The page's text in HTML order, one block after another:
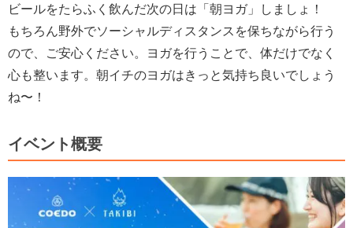
ビールをたらふく飲んだ次の日は「朝ヨガ」しましょ！
もちろん野外でソーシャルディスタンスを保ちながら行う
ので、ご安心ください。ヨガを行うことで、体だけでなく
心も整います。朝イチのヨガはきっと気持ち良いでしょう
ね〜！
イベント概要